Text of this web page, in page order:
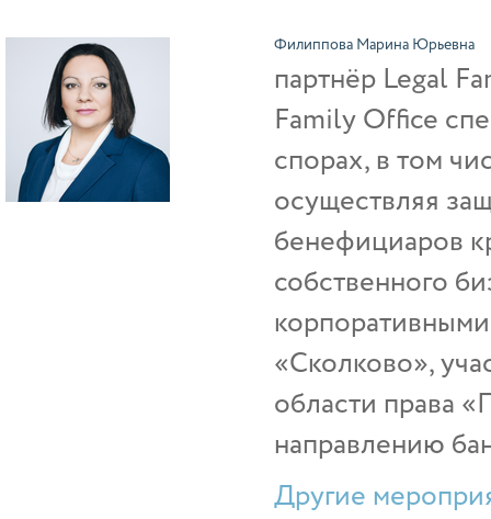
Филиппова Марина Юрьевна
партнёр Legal
Family Office
спорах, в том
осуществляя
бенефициаров
собственного
«Сколково»,
области права
направлению
Другие